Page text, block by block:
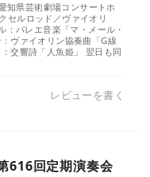
知県芸術劇場コンサートホ
セルロッド／ヴァイオリ
：バレエ音楽「マ・メール・
ヴァイオリン協奏曲「G線
交響詩「人魚姫」 翌日も同
レビューを書く
616回定期演奏会